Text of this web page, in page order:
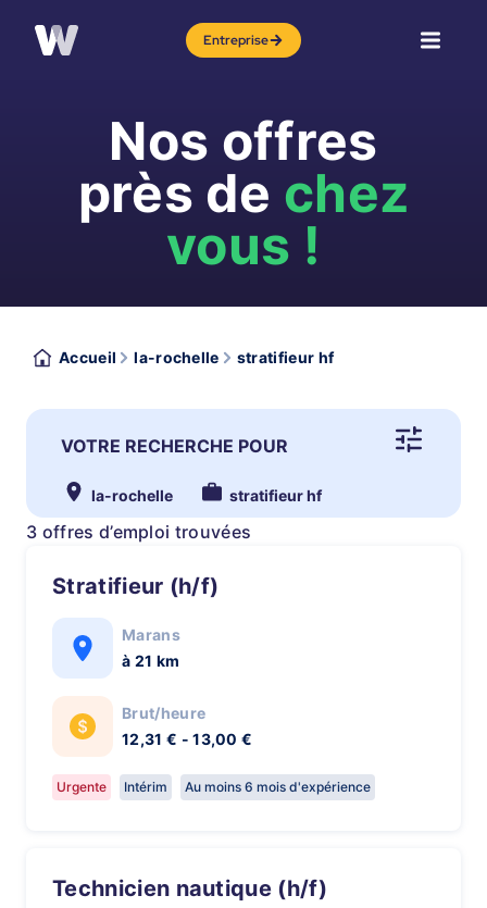
Entreprise
Nos offres
près de chez
vous !
Accueil la-rochelle stratifieur hf
VOTRE RECHERCHE POUR
la-rochelle stratifieur hf
3 offres d’emploi trouvées
Stratifieur (h/f)
Marans
à 21 km
Brut/heure
12,31 € - 13,00 €
Urgente Intérim Au moins 6 mois d'expérience
Technicien nautique (h/f)